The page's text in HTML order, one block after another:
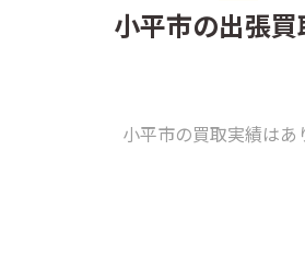
小平市の出張
小平市の買取実績はあ